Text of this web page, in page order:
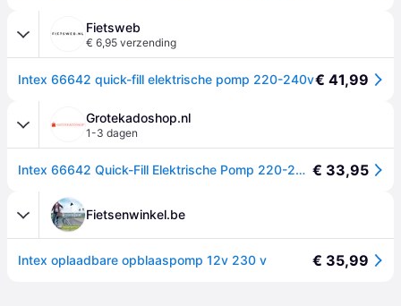
Fietsweb
€ 6,95 verzending
Intex 66642 quick-fill elektrische pomp 220-240v€ 41,99
Grotekadoshop.nl
1-3 dagen
Intex 66642 Quick-Fill Elektrische Pomp 220-240V € 33,95
Fietsenwinkel.be
Intex oplaadbare opblaaspomp 12v 230 v € 35,99